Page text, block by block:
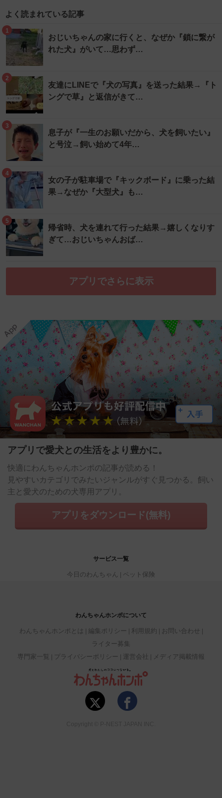
よく読まれている記事
1
おじいちゃんの家に行くと、なぜか『鎖に繋が
れた犬』がいて…思わず…
2
友達にLINEで『犬の写真』を送った結果→『ト
ングで草』と返信がきて…
3
息子が『一生のお願いだから、犬を飼いたい』
と号泣→飼い始めて4年…
4
女の子が駐車場で『キックボード』に乗った結
果→なぜか『大型犬』も…
5
帰省時、犬を連れて行った結果→嬉しくなりす
ぎて…おじいちゃんおば…
アプリでさらに表示
アプリで愛犬との生活をより豊かに。
快適にわんちゃんホンポの記事が読める！
見やすいカテゴリでみたいジャンルがすぐ見つかる。飼い
主と愛犬のための犬専用アプリ。
アプリをダウンロード(無料)
サービス一覧
今日のわんちゃん ペット保険
わんちゃんホンポについて
わんちゃんホンポとは 編集ポリシー 利用規約
お問い合わせ
ライター募集
専門家一覧
プライバシーポリシー 運営会社 メディア掲載情報